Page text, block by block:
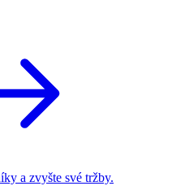
a zvyšte své tržby.